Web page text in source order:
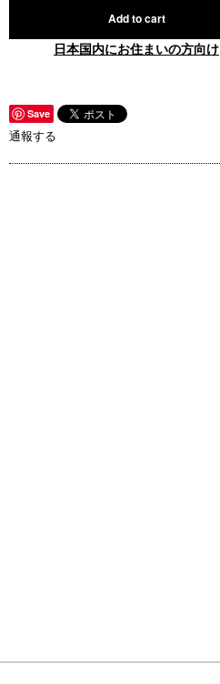
Add to cart
日本国内にお住まいの方向け
Save
通報する